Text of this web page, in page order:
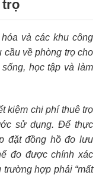
trọ
và các khu công
cầu về phòng trọ cho
học tập và làm
kiệm chi phí thuê trọ
sử dụng. Để thực
đặt đồng hồ đo lưu
đo được chính xác
hợp phải “mất